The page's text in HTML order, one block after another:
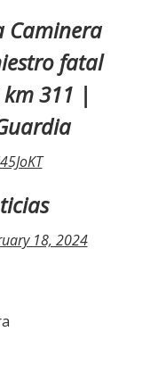
Caminera
fatal
311 |
18, 2024